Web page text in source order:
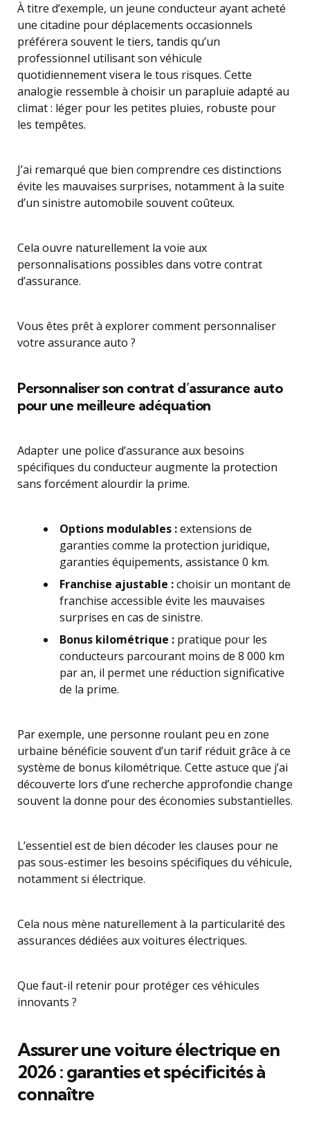
À titre d’exemple, un jeune conducteur ayant acheté
une citadine pour déplacements occasionnels
préférera souvent le tiers, tandis qu’un
professionnel utilisant son véhicule
quotidiennement visera le tous risques. Cette
analogie ressemble à choisir un parapluie adapté au
climat : léger pour les petites pluies, robuste pour
les tempêtes.
J’ai remarqué que bien comprendre ces distinctions
évite les mauvaises surprises, notamment à la suite
d’un sinistre automobile souvent coûteux.
Cela ouvre naturellement la voie aux
personnalisations possibles dans votre contrat
d’assurance.
Vous êtes prêt à explorer comment personnaliser
votre assurance auto ?
Personnaliser son contrat d’assurance auto
pour une meilleure adéquation
Adapter une police d’assurance aux besoins
spécifiques du conducteur augmente la protection
sans forcément alourdir la prime.
Options modulables :extensions de
garanties comme la protection juridique,
garanties équipements, assistance 0 km.
Franchise ajustable :choisir un montant de
franchise accessible évite les mauvaises
surprises en cas de sinistre.
Bonus kilométrique : pratique pour les
conducteurs parcourant moins de 8 000 km
par an, il permet une réduction significative
de la prime.
Par exemple, une personne roulant peu en zone
urbaine bénéficie souvent d’un tarif réduit grâce à ce
système de bonus kilométrique. Cette astuce que j’ai
découverte lors d’une recherche approfondie change
souvent la donne pour des économies substantielles.
L’essentiel est de bien décoder les clauses pour ne
pas sous-estimer les besoins spécifiques du véhicule,
notamment si électrique.
Cela nous mène naturellement à la particularité des
assurances dédiées aux voitures électriques.
Que faut-il retenir pour protéger ces véhicules
innovants ?
Assurer une voiture électrique en
2026 : garanties et spécificités à
connaître